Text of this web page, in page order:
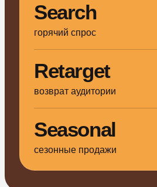
Search
горячий спрос
Retarget
возврат аудитории
Seasonal
сезонные продажи